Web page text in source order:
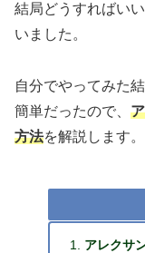
結局どうすればい
いました。
自分でやってみた
簡単だったので、
方法を解説します。
アレクサ